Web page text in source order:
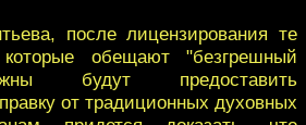
после лицензирования те
обещают "безгрешный
будут предоставить
от традиционных духовных